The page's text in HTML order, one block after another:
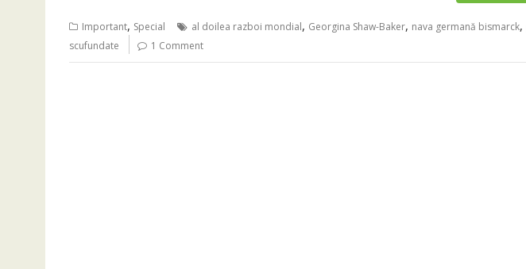
Important, Special al doilea razboi mondial, Georgina Shaw-Baker, nava germană bismarck,
scufundate
1 Comment